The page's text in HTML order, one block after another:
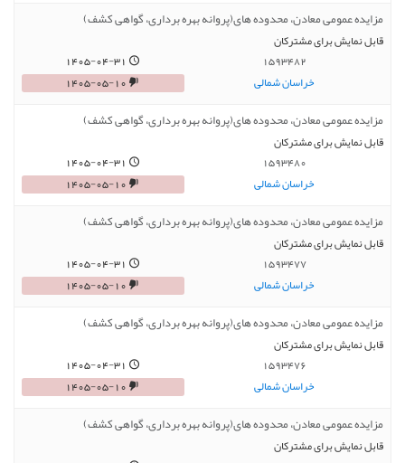
مزایده عمومی معادن، محدوده های(پروانه بهره برداری، گواهی کشف)
قابل نمایش برای مشترکان
1593482
خراسان شمالی
1405-04-31
1405-05-10
مزایده عمومی معادن، محدوده های(پروانه بهره برداری، گواهی کشف)
قابل نمایش برای مشترکان
1593480
خراسان شمالی
1405-04-31
1405-05-10
مزایده عمومی معادن، محدوده های(پروانه بهره برداری، گواهی کشف)
قابل نمایش برای مشترکان
1593477
خراسان شمالی
1405-04-31
1405-05-10
مزایده عمومی معادن، محدوده های(پروانه بهره برداری، گواهی کشف)
قابل نمایش برای مشترکان
1593476
خراسان شمالی
1405-04-31
1405-05-10
مزایده عمومی معادن، محدوده های(پروانه بهره برداری، گواهی کشف)
قابل نمایش برای مشترکان